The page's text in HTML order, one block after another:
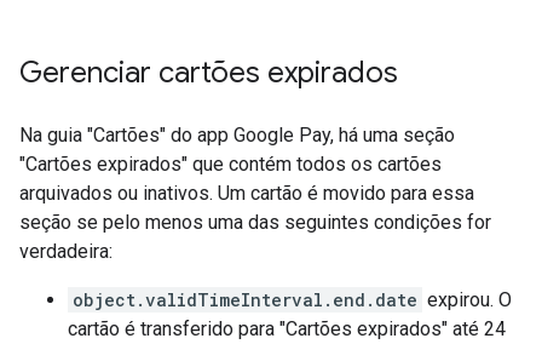
Gerenciar cartões expirados
Na guia "Cartões" do app Google Pay, há uma seção
"Cartões expirados" que contém todos os cartões
arquivados ou inativos. Um cartão é movido para essa
seção se pelo menos uma das seguintes condições for
verdadeira:
object.validTimeInterval.end.date expirou. O
cartão é transferido para "Cartões expirados" até 24